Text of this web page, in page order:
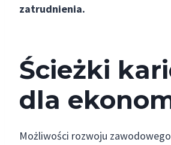
zatrudnienia.
Ścieżki
dla
Możliwości rozwoju